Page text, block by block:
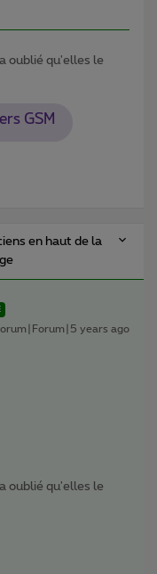
oublié qu'elles le
GSM
en haut de la
years ago
oublié qu'elles le